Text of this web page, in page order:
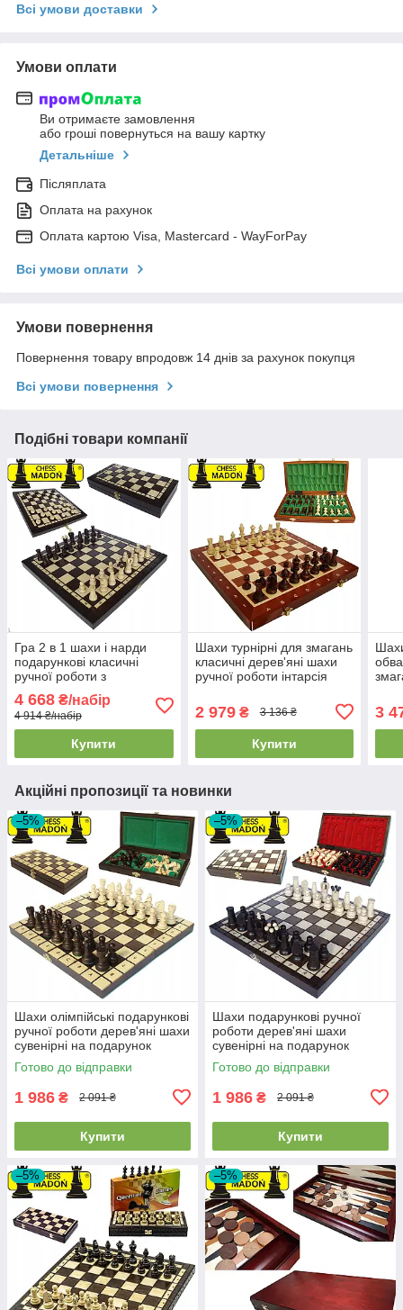
Всі умови доставки
Умови оплати
Ви отримаєте замовлення
або гроші повернуться на вашу картку
Детальніше
Післяплата
Оплата на рахунок
Оплата картою Visa, Mastercard - WayForPay
Всі умови оплати
Умови повернення
Повернення товару впродовж 14 днів за рахунок покупця
Всі умови повернення
Подібні товари компанії
Гра 2 в 1 шахи і нарди
подарункові класичні
ручної роботи з
MADON LION (49x49см)
4 668 ₴/набір
4 914 ₴/набір
Купити
Шахи турнірні для змагань
класичні дерев'яні шахи
ручної роботи інтарсія
2 979₴ 3 136 ₴
Купити
3
Акційні пропозиції та новинки
–5%
Шахи олімпійські подарункові
ручної роботи дерев'яні шахи
сувенірні на подарунок
MADON OLYMPIC (30x30см)
Готово до відправки
1 986 ₴ 2 091 ₴
Купити
–5%
Шахи подарункові ручної
роботи дерев'яні шахи
сувенірні на подарунок
інтарсія MADON ROYAL MAXI
(31x31см)
Готово до відправки
1 986 ₴ 2 091 ₴
Купити
–5% –5%